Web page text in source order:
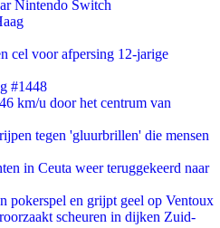
Nintendo Switch
cel voor afpersing 12-jarige
#1448
km/u door het centrum van
tegen 'gluurbrillen' die mensen
in Ceuta weer teruggekeerd naar
pokerspel en grijpt geel op Ventoux
scheuren in dijken Zuid-